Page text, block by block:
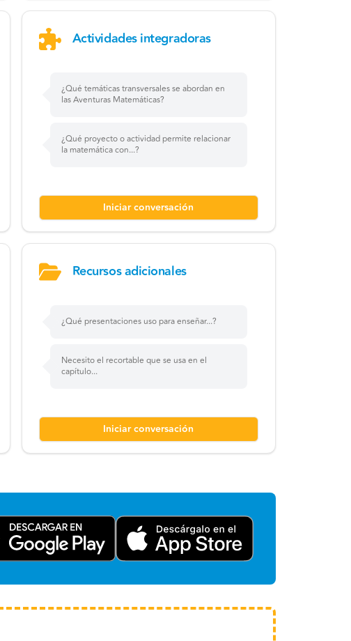
Actividades integradoras
¿Qué temáticas transversales se abordan en
las Aventuras Matemáticas?
¿Qué proyecto o actividad permite relacionar
la matemática con...?
Iniciar conversación
Recursos adicionales
¿Qué presentaciones uso para enseñar...?
Necesito el recortable que se usa en el
capítulo...
Iniciar conversación